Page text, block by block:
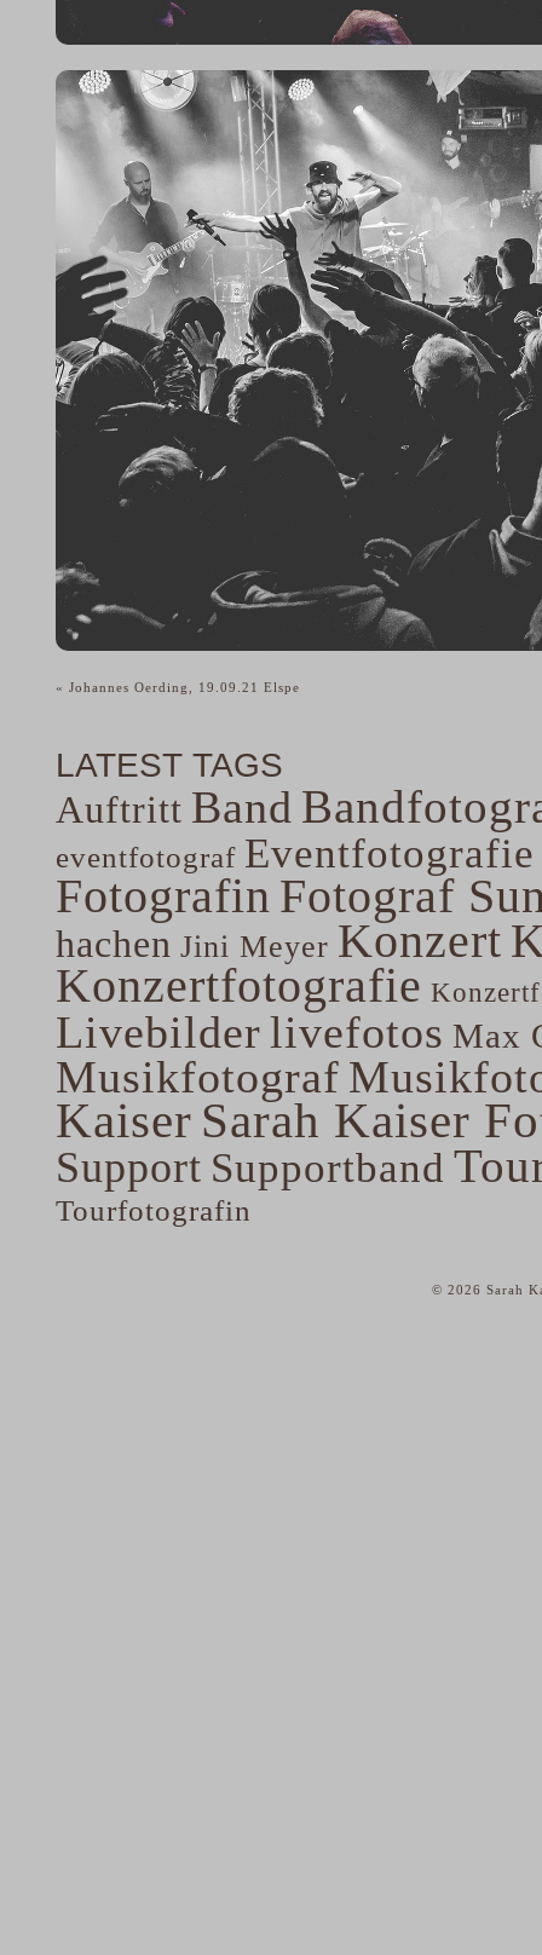
« Johannes Oerding, 19.09.21 Elspe
LATEST TAGS
Auftritt Band
eventfotograf Eventfotografie
Fotografin Fotograf
hachen Jini Meyer Konzert
Konzertfotografie
Livebilderlivefotos Max
Musikfotograf
Kaiser Sarah Kaiser
Support Supportband
Tourfotografin
© 2026 Sarah